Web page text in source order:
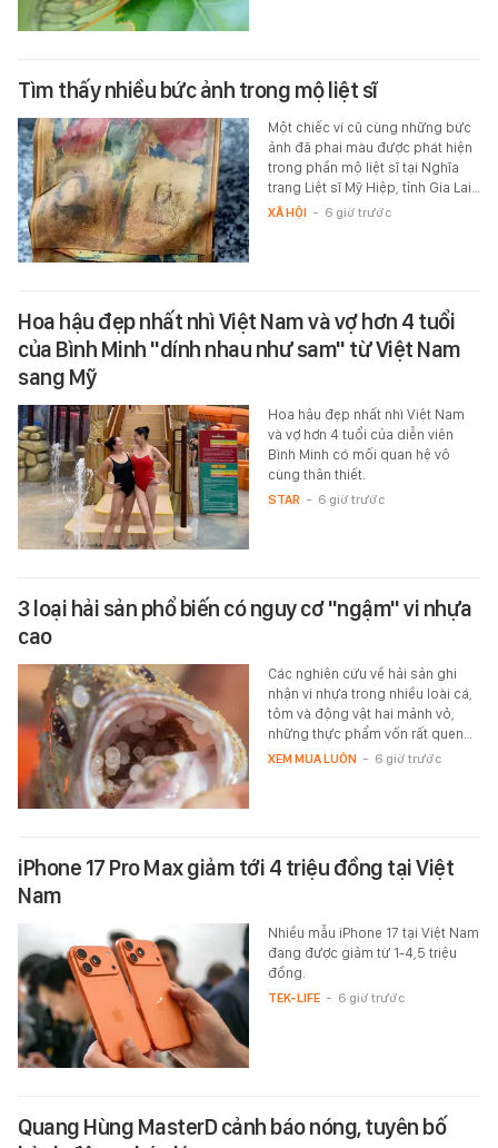
Tìm thấy nhiều bức ảnh trong mộ liệt sĩ
Một chiếc ví cũ cùng những bức
ảnh đã phai màu được phát hiện
trong phần mộ liệt sĩ tại Nghĩa
trang Liệt sĩ Mỹ Hiệp, tỉnh Gia Lai…
XÃ HỘI - 6 giờ trước
Hoa hậu đẹp nhất nhì Việt Nam và vợ hơn 4 tuổi
của Bình Minh "dính nhau như sam" từ Việt Nam
sang Mỹ
Hoa hậu đẹp nhất nhì Việt Nam
và vợ hơn 4 tuổi của diễn viên
Bình Minh có mối quan hệ vô
cùng thân thiết.
STAR - 6 giờ trước
3 loại hải sản phổ biến có nguy cơ "ngậm" vi nhựa
cao
Các nghiên cứu về hải sản ghi
nhận vi nhựa trong nhiều loài cá,
tôm và động vật hai mảnh vỏ,
những thực phẩm vốn rất quen…
XEM MUA LUÔN - 6 giờ trước
iPhone 17 Pro Max giảm tới 4 triệu đồng tại Việt
Nam
Nhiều mẫu iPhone 17 tại Việt Nam
đang được giảm từ 1-4,5 triệu
đồng.
TEK-LIFE - 6 giờ trước
Quang Hùng MasterD cảnh báo nóng, tuyên bố